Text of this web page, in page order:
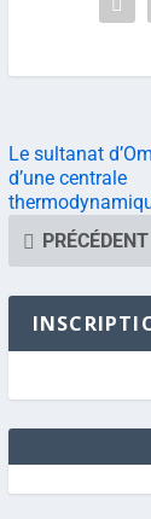
Le sultanat
d’une centrale
PRÉCÉDENT